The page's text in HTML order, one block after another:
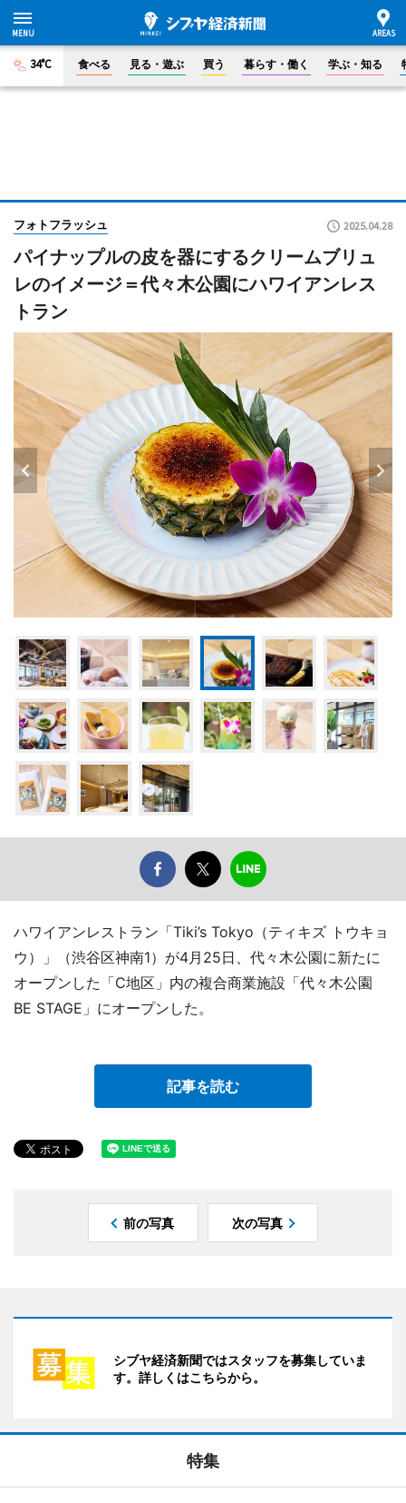
34°C 食べる 見る・遊ぶ 買う 暮らす・働く 学ぶ・知る
フォトフラッシュ 2025.04.28
パイナップルの皮を器にするクリームブリュ
レのイメージ＝代々木公園にハワイアンレス
トラン
ハワイアンレストラン「Tiki’s Tokyo（ティキズ トウキョ
ウ）」（渋谷区神南1）が4月25日、代々木公園に新たに
オープンした「C地区」内の複合商業施設「代々木公園
BE STAGE」にオープンした。
記事を読む
前の写真 次の写真
シブヤ経済新聞ではスタッフを募集していま
す。詳しくはこちらから。
特集